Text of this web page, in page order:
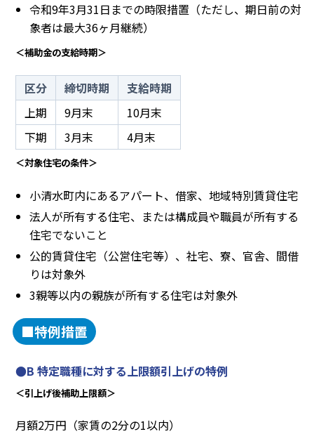
令和9年3月31日までの時限措置（ただし、期日前の対
象者は最大36ヶ月継続）
＜補助金の支給時期＞
区分 締切時期
支給時期
上期
9月末
10月末
下期
3月末 4月末
＜対象住宅の条件＞
小清水町内にあるアパート、借家、地域特別賃貸住宅
法人が所有する住宅、または構成員や職員が所有する
住宅でないこと
公的賃貸住宅（公営住宅等）、社宅、寮、官舎、間借
りは対象外
3親等以内の親族が所有する住宅は対象外
■特例措置
●B 特定職種に対する上限額引上げの特例
＜引上げ後補助上限額＞
月額2万円（家賃の2分の1以内）